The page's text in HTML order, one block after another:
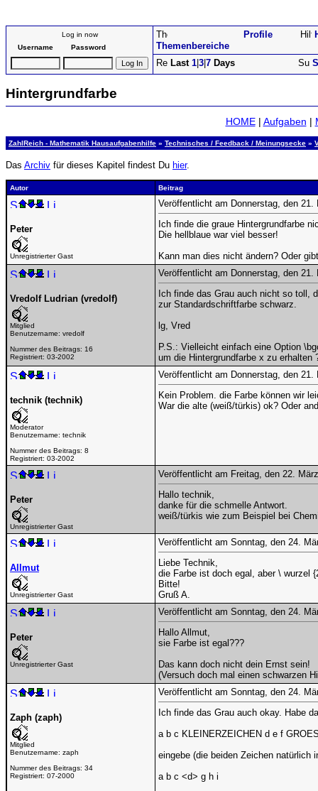
Log in now
Username
Password Themenbereiche
Profile
Last 1 3 7 Days
Hintergrundfarbe
HOME| Aufgaben |
ZahlReich - Mathematik Hausaufgabenhilfe » Technisches / Feedback / Meinungsecke »
Das Archiv für dieses Kapitel findest Du hier.
Autor Beitrag
Peter
Unregistrierter Gast
Veröffentlicht am Donnerstag, den
Ich finde die graue Hintergrundfarbe
Die hellblaue war viel besser!
Kann man dies nicht ändern? Oder
Vredolf Ludrian (vredolf)
Mitglied
Benutzername: vredolf
Nummer des Beitrags: 16
Registriert: 03-2002
Veröffentlicht am Donnerstag, den
Ich finde das Grau auch nicht so toll,
zur Standardschriftfarbe schwarz.
lg, Vred
P.S.: Vielleicht einfach eine Option
um die Hintergrundfarbe x zu erhalten
technik (technik)
Moderator
Benutzername: technik
Nummer des Beitrags: 8
Registriert: 03-2002
Veröffentlicht am Donnerstag, den
Kein Problem. die Farbe können wir
War die alte (weiß/türkis) ok? Oder
Peter
Unregistrierter Gast
Veröffentlicht am Freitag, den 22.
Hallo technik,
danke für die schmelle Antwort.
weiß/türkis wie zum Beispiel bei
Allmut
Unregistrierter Gast
Veröffentlicht am Sonntag, den 24.
Liebe Technik,
die Farbe ist doch egal, aber \ wurzel
Bitte!
Gruß A.
Peter
Unregistrierter Gast
Veröffentlicht am Sonntag, den 24.
Hallo Allmut,
sie Farbe ist egal???
Das kann doch nicht dein Ernst sein!
(Versuch doch mal einen schwarzen
Zaph (zaph)
Mitglied
Benutzername: zaph
Nummer des Beitrags: 34
Registriert: 07-2000
Veröffentlicht am Sonntag, den 24.
Ich finde das Grau auch okay. Habe
a b c KLEINERZEICHEN d e f
eingebe (die beiden Zeichen natürlich
a b c <d> g h i